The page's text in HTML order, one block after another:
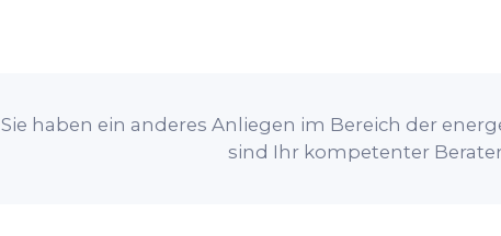
Sie haben ein anderes Anliegen im Bereich der
sind Ihr kompetenter